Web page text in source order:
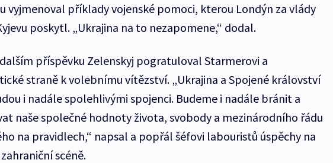
vyjmenoval příklady vojenské pomoci, kterou Londýn za vlády
poskytl. „Ukrajina na to nezapomene,“ dodal.
příspěvku Zelenskyj pogratuloval Starmerovi a
straně k volebnímu vítězství. „Ukrajina a Spojené království
i nadále spolehlivými spojenci. Budeme i nadále bránit a
naše společné hodnoty života, svobody a mezinárodního řádu
na pravidlech,“ napsal a popřál šéfovi labouristů úspěchy na
scéně.